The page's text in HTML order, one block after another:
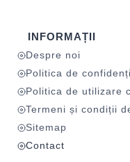
INFORMAȚII
Despre noi
Politica de
Politica de utilizare
Termeni și condiții
Sitemap
Contact